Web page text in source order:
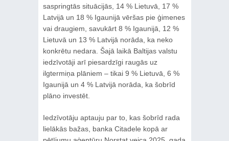
saspringtās situācijās, 14 % Lietuvā, 17 %
Latvijā un 18 % Igaunijā vēršas pie ģimenes
vai draugiem, savukārt 8 % Igaunijā, 12 %
Lietuvā un 13 % Latvijā norāda, ka neko
konkrētu nedara. Šajā laikā Baltijas valstu
iedzīvotāji arī piesardzīgi raugās uz
ilgtermiņa plāniem – tikai 9 % Lietuvā, 6 %
Igaunijā un 4 % Latvijā norāda, ka šobrīd
plāno investēt.
Iedzīvotāju aptauju par to, kas šobrīd rada
lielākās bažas, banka Citadele kopā ar